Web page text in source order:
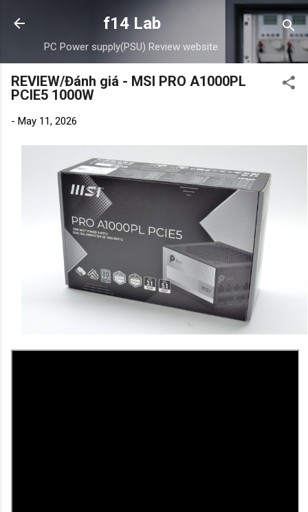
Skip to main content
f14 Lab
PC Power supply(PSU) Review website.
REVIEW/Đánh giá - MSI PRO A1000PL
PCIE5 1000W
- May 11, 2026